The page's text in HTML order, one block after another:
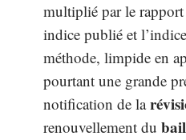
multiplié par le
indice publié et
méthode, limpide en
pourtant une grande
notification de la
renouvellement du